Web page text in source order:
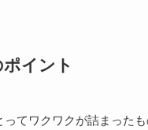
イント
てワクワクが詰まった